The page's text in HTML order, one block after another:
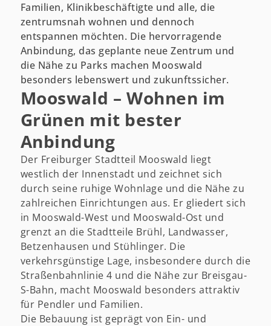
Familien, Klinikbeschäftigte und alle, die
zentrumsnah wohnen und dennoch
entspannen möchten. Die hervorragende
Anbindung, das geplante neue Zentrum und
die Nähe zu Parks machen Mooswald
besonders lebenswert und zukunftssicher.
Mooswald – Wohnen im
Grünen mit bester
Anbindung
Der Freiburger Stadtteil Mooswald liegt
westlich der Innenstadt und zeichnet sich
durch seine ruhige Wohnlage und die Nähe zu
zahlreichen Einrichtungen aus. Er gliedert sich
in Mooswald-West und Mooswald-Ost und
grenzt an die Stadtteile Brühl, Landwasser,
Betzenhausen und Stühlinger. Die
verkehrsgünstige Lage, insbesondere durch die
Straßenbahnlinie 4 und die Nähe zur Breisgau-
S-Bahn, macht Mooswald besonders attraktiv
für Pendler und Familien.
Die Bebauung ist geprägt von Ein- und